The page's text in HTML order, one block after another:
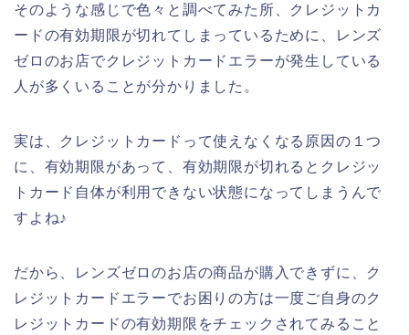
そのような感じで色々と調べてみた所、クレジットカ
ードの有効期限が切れてしまっているために、レンズ
ゼロのお店でクレジットカードエラーが発生している
人が多くいることが分かりました。
実は、クレジットカードって使えなくなる原因の１つ
に、有効期限があって、有効期限が切れるとクレジッ
トカード自体が利用できない状態になってしまうんで
すよね♪
だから、レンズゼロのお店の商品が購入できずに、ク
レジットカードエラーでお困りの方は一度ご自身のク
レジットカードの有効期限をチェックされてみること